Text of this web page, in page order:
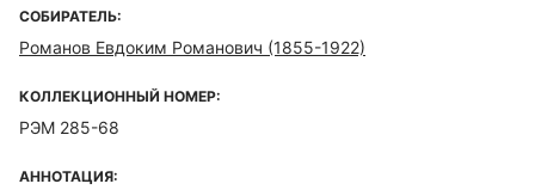
СОБИРАТЕЛЬ:
Романов Евдоким Романович (1855-1922)
КОЛЛЕКЦИОННЫЙ НОМЕР:
РЭМ 285-68
АННОТАЦИЯ: